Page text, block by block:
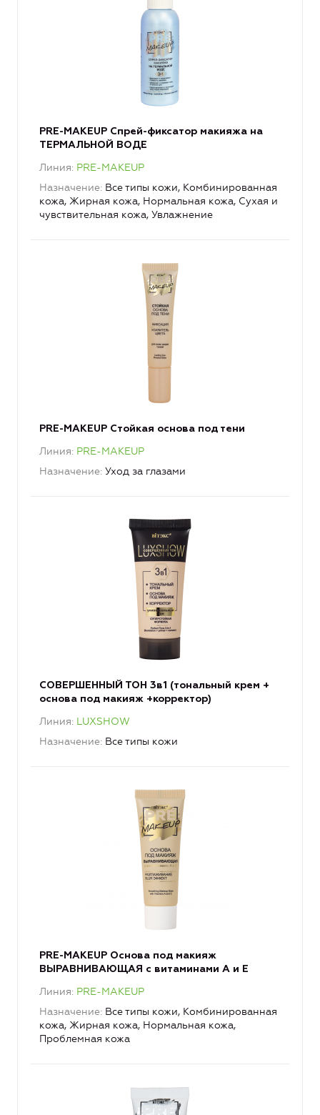
PRE-MAKEUP Спрей-фиксатор макияжа на
ТЕРМАЛЬНОЙ ВОДЕ
Линия PRE-MAKEUP
Назначение Все типы кожи, Комбинированная
кожа, Жирная кожа, Нормальная кожа, Сухая и
чувствительная кожа, Увлажнение
PRE-MAKEUP Стойкая основа под тени
Линия PRE-MAKEUP
Назначение Уход за глазами
СОВЕРШЕННЫЙ ТОН 3в1 (тональный крем +
основа под макияж +корректор)
Линия LUXSHOW
Назначение Все типы кожи
PRE-MAKEUP Основа под макияж
ВЫРАВНИВАЮЩАЯ с витаминами А и Е
Линия PRE-MAKEUP
Назначение Все типы кожи, Комбинированная
кожа, Жирная кожа, Нормальная кожа,
Проблемная кожа